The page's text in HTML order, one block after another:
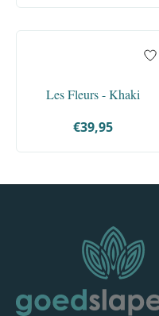
Les Fleurs - Khaki
€39,95